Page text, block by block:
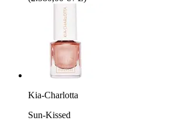
Kia-Charlotta
Sun-Kissed